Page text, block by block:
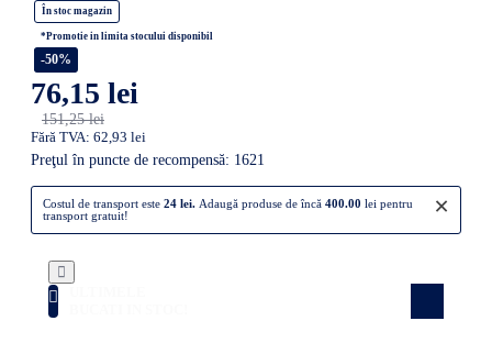
În stoc magazin
*Promotie in limita stocului disponibil
-50%
76,15 lei
151,25 lei
Fără TVA: 62,93 lei
Preţul în puncte de recompensă: 1621
×
Costul de transport este 24 lei. Adaugă produse de încă 400.00 lei pentru
transport gratuit!